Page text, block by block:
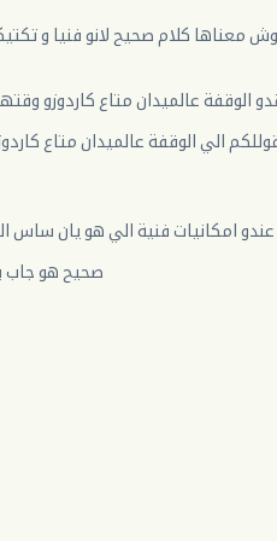
معناها كلام صحيح لانو فنيا و
الوقفة عالميدان متاع
الي الوقفة عالميدان متاع
عندو امكانيات فنية الي هو يان
صحيح هو جاب